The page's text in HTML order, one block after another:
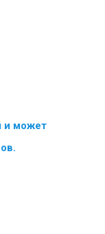
и может